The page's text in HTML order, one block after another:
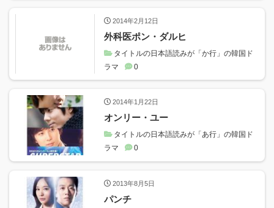
2014年2月12日
外科医ポン・ダルヒ
タイトルの日本語読みが「か行」の韓国ド
ラマ
0
2014年1月22日
オンリー・ユー
タイトルの日本語読みが「あ行」の韓国ド
ラマ
0
2013年8月5日
パンチ